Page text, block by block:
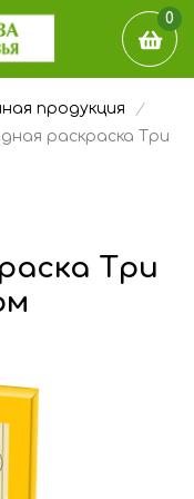
0
продукция
раскраска Три
Три